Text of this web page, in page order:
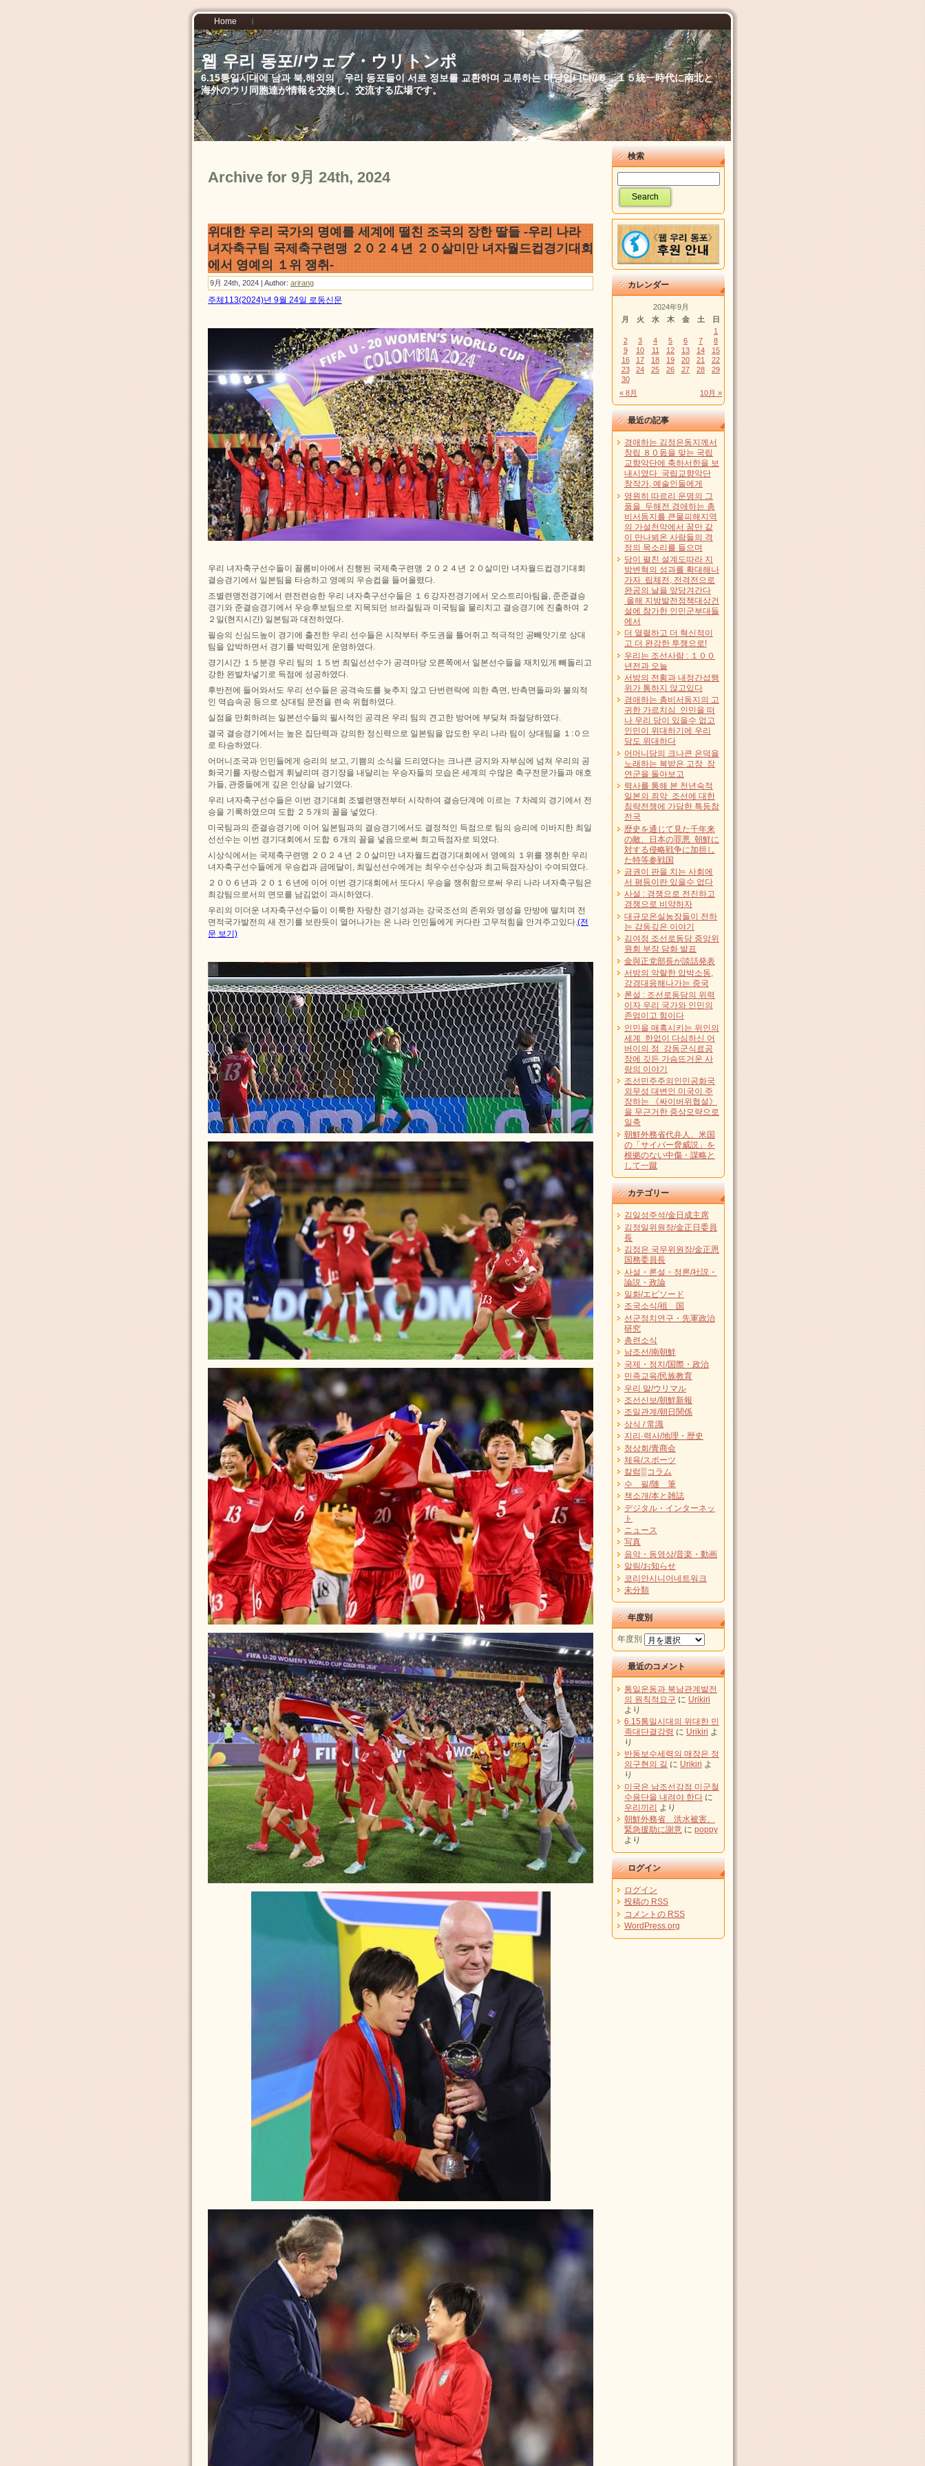
Home
웹 우리 동포//ウェブ・ウリトンポ
6.15통일시대에 남과 북,해외의 우리 동포들이 서로 정보를 교환하며 교류하는 마당입니다//６．１５統一時代に南北と
海外のウリ同胞達が情報を交換し、交流する広場です。
Archive for 9月 24th, 2024
위대한 우리 국가의 명예를 세계에 떨친 조국의 장한 딸들 -우리 나라
녀자축구팀 국제축구련맹 ２０２４년 ２０살미만 녀자월드컵경기대회
에서 영예의 １위 쟁취-
9月 24th, 2024 | Author: arirang
주체113(2024)년 9월 24일 로동신문
우리 녀자축구선수들이 꼴롬비아에서 진행된 국제축구련맹 ２０２４년 ２０살미만 녀자월드컵경기대회
결승경기에서 일본팀을 타승하고 영예의 우승컵을 들어올렸다.
조별련맹전경기에서 련전련승한 우리 녀자축구선수들은 １６강자전경기에서 오스트리아팀을, 준준결승
경기와 준결승경기에서 우승후보팀으로 지목되던 브라질팀과 미국팀을 물리치고 결승경기에 진출하여 ２
２일(현지시간) 일본팀과 대전하였다.
필승의 신심드높이 경기에 출전한 우리 선수들은 시작부터 주도권을 틀어쥐고 적극적인 공빼앗기로 상대
팀을 압박하면서 경기를 박력있게 운영하였다.
경기시간 １５분경 우리 팀의 １５번 최일선선수가 공격마당 오른쪽에서 일본선수들을 재치있게 빼돌리고
강한 왼발차넣기로 득점에 성공하였다.
후반전에 들어와서도 우리 선수들은 공격속도를 늦추지 않고 단번련락에 의한 측면, 반측면돌파와 불의적
인 역습속공 등으로 상대팀 문전을 련속 위협하였다.
실점을 만회하려는 일본선수들의 필사적인 공격은 우리 팀의 견고한 방어에 부딪쳐 좌절당하였다.
결국 결승경기에서는 높은 집단력과 강의한 정신력으로 일본팀을 압도한 우리 나라 팀이 상대팀을 １:０으
로 타승하였다.
어머니조국과 인민들에게 승리의 보고, 기쁨의 소식을 드리였다는 크나큰 긍지와 자부심에 넘쳐 우리의 공
화국기를 자랑스럽게 휘날리며 경기장을 내달리는 우승자들의 모습은 세계의 수많은 축구전문가들과 애호
가들, 관중들에게 깊은 인상을 남기였다.
우리 녀자축구선수들은 이번 경기대회 조별련맹전부터 시작하여 결승단계에 이르는 ７차례의 경기에서 전
승을 기록하였으며 도합 ２５개의 꼴을 넣었다.
미국팀과의 준결승경기에 이어 일본팀과의 결승경기에서도 결정적인 득점으로 팀의 승리에 이바지한 최일
선선수는 이번 경기대회에서 도합 ６개의 꼴을 넣음으로써 최고득점자로 되였다.
시상식에서는 국제축구련맹 ２０２４년 ２０살미만 녀자월드컵경기대회에서 영예의 １위를 쟁취한 우리
녀자축구선수들에게 우승컵과 금메달이, 최일선선수에게는 최우수선수상과 최고득점자상이 수여되였다.
２００６년과 ２０１６년에 이어 이번 경기대회에서 또다시 우승을 쟁취함으로써 우리 나라 녀자축구팀은
최강팀으로서의 면모를 남김없이 과시하였다.
우리의 미더운 녀자축구선수들이 이룩한 자랑찬 경기성과는 강국조선의 존위와 명성을 만방에 떨치며 전
면적국가발전의 새 전기를 보란듯이 열어나가는 온 나라 인민들에게 커다란 고무적힘을 안겨주고있다. (전
문 보기)
検索
カレンダー
2024年9月
月
火 水 木 金 土 日
« 8月 10月 »
1
2
3 4 5 6 7
8
9
10 11 12 13 14
15
16
17 18 19 20 21
22
23
24 25 26 27 28
29
30
最近の記事
경애하는 김정은동지께서
창립 ８０돐을 맞는 국립
교향악단에 축하서한을 보
내시였다 국립교향악단
창작가, 예술인들에게
영원히 따르리 운명의 그
품을 두해전 경애하는 총
비서동지를 큰물피해지역
의 가설천막에서 꿈만 같
이 만나뵈온 사람들의 격
정의 목소리를 들으며
당이 펼친 설계도따라 지
방변혁의 성과를 확대해나
가자 립체전, 전격전으로
완공의 날을 앞당겨간다
올해 지방발전정책대상건
설에 참가한 인민군부대들
에서
더 열렬하고 더 혁신적이
고 더 완강한 투쟁으로!
우리는 조선사람 : １００
년전과 오늘
서방의 전횡과 내정간섭행
위가 통하지 않고있다
경애하는 총비서동지의 고
귀한 가르치심 인민을 떠
나 우리 당이 있을수 없고
인민이 위대하기에 우리
당도 위대하다
어머니당의 크나큰 은덕을
노래하는 복받은 고장 장
연군을 돌아보고
력사를 통해 본 천년숙적
일본의 죄악 조선에 대한
침략전쟁에 가담한 특등참
전국
歴史を通じて見た千年来
の敵、日本の罪悪 朝鮮に
対する侵略戦争に加担し
た特等参戦国
금권이 판을 치는 사회에
서 평등이란 있을수 없다
사설 : 경쟁으로 전진하고
경쟁으로 비약하자
대규모온실농장들이 전하
는 감동깊은 이야기
김여정 조선로동당 중앙위
원회 부장 담화 발표
金與正党部長が談話発表
서방의 악랄한 압박소동,
강경대응해나가는 중국
론설 : 조선로동당의 위력
이자 우리 국가와 인민의
존엄이고 힘이다
인민을 매혹시키는 위인의
세계 한없이 다심하신 어
버이의 정 강동군식료공
장에 깃든 가슴뜨거운 사
랑의 이야기
조선민주주의인민공화국
외무성 대변인 미국이 주
장하는 《싸이버위협설》
을 무근거한 중상모략으로
일축
朝鮮外務省代弁人、米国
の「サイバー脅威説」を
根拠のない中傷・謀略と
して一蹴
カテゴリー
김일성주석/金日成主席
김정일위원장/金正日委員
長
김정은 국무위원장/金正恩
国務委員長
사설・론설・정론/社説・
論説・政論
일화/エピソード
조국소식/祖 国
선군정치연구・先軍政治
研究
총련소식
남조선/南朝鮮
국제・정치/国際・政治
민족교육/民族教育
우리 말/ウリマル
조선신보/朝鮮新報
조일관계/朝日関係
상식 / 常識
지리·력사/地理・歴史
청상회/青商会
체육/スポーツ
칼럼▒コラム
수 필/随 筆
책소개/本と雑誌
デジタル・インターネッ
ト
ニュース
写真
음악・동영상/音楽・動画
알림/お知らせ
코리안시니어네트워크
未分類
年度別
年度別
最近のコメント
통일운동과 북남관계발전
의 원칙적요구 に Urikiri
より
6.15통일시대의 위대한 민
족대단결강령 に Urikiri よ
り
반동보수세력의 매장은 정
의구현의 길 に Urikiri よ
り
미국은 남조선강점 미군철
수용단을 내려야 한다 に
우리끼리 より
朝鮮外務省 洪水被害、
緊急援助に謝意 に poppy
より
ログイン
ログイン
投稿の RSS
コメントの RSS
WordPress.org